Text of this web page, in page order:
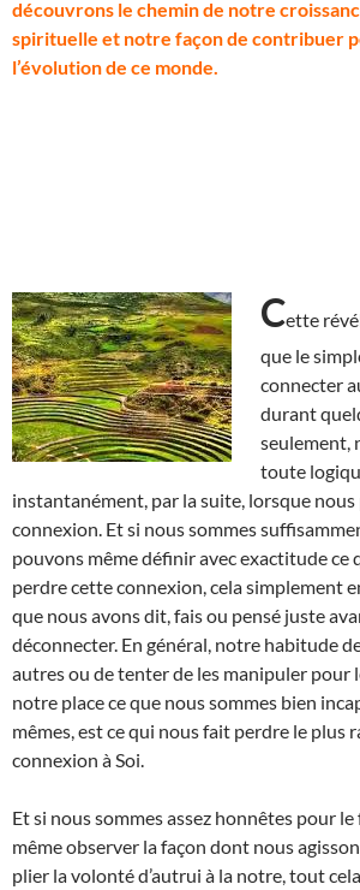
découvrons le chemin de notre
spirituelle et notre façon de contribuer
l’évolution de ce monde.
Cette
que le
connecter
durant
seulement,
toute
instantanément, par la suite, lorsque
connexion. Et si nous sommes
pouvons même définir avec exactitude ce
perdre cette connexion, cela simplement
que nous avons dit, fais ou pensé juste
déconnecter. En général, notre habitude
autres ou de tenter de les manipuler pour
notre place ce que nous sommes bien
mêmes, est ce qui nous fait perdre le plus
connexion à Soi.
Et si nous sommes assez honnêtes pour
même observer la façon dont nous
plier la volonté d’autrui à la notre, tout